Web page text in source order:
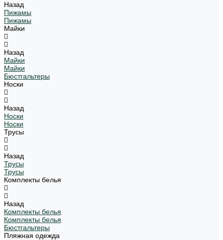
Назад
Пижамы
Пижамы
Майки
Назад
Майки
Майки
Бюстгальтеры
Носки
Назад
Носки
Носки
Трусы
Назад
Трусы
Трусы
Комплекты белья
Назад
Комплекты белья
Комплекты белья
Бюстгальтеры
Пляжная одежда